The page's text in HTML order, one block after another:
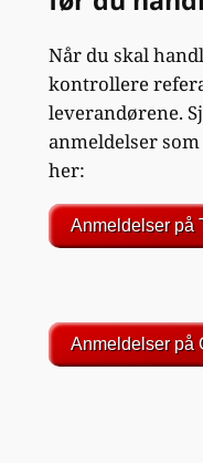
Når du skal
kontrollere
leverandørene.
anmeldelser
her:
Anmeldelser på
Anmeldelser på